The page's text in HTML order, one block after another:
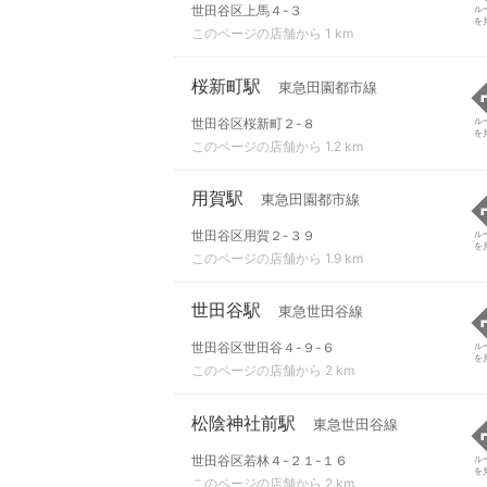
世田谷区上馬４-３
このページの店舗から 1 km
ル
を
桜新町駅 東急田園都市線
世田谷区桜新町２-８
このページの店舗から 1.2 km
ル
を
用賀駅 東急田園都市線
世田谷区用賀２-３９
このページの店舗から 1.9 km
ル
を
世田谷駅 東急世田谷線
世田谷区世田谷４-９-６
このページの店舗から 2 km
ル
を
松陰神社前駅 東急世田谷線
世田谷区若林４-２１-１６
このページの店舗から 2 km
ル
を